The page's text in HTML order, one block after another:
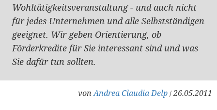
Wohltätigkeitsveranstaltung - und auch nicht
für jedes Unternehmen und alle Selbstständigen
geeignet. Wir geben Orientierung, ob
Förderkredite für Sie interessant sind und was
Sie dafür tun sollten.
vonAndrea Claudia Delp /26.05.2011